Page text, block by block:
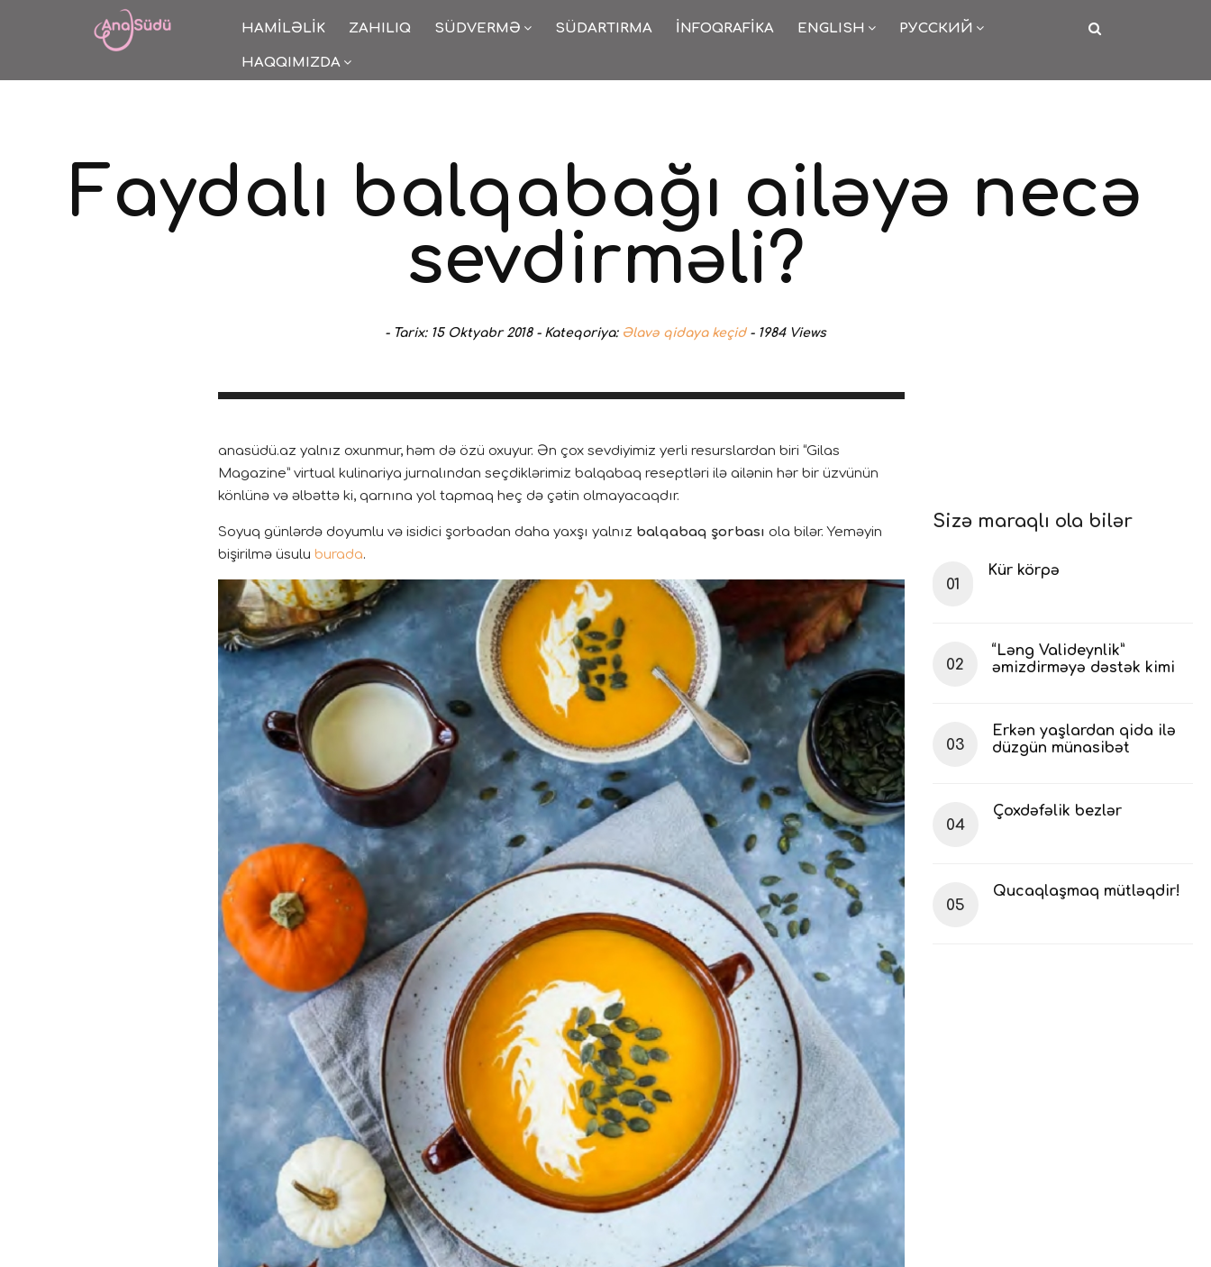
HAMILƏLIK ZAHILIQ SÜDVERMƏ SÜDARTIRMA İNFOQRAFIKA ENGLISH РУССКИЙ
HAQQIMIZDA
Faydalı balqabağı ailəyə necə
sevdirməli?
- Tarix: 15 Oktyabr 2018 - Kateqoriya: Əlavə qidaya keçid- 1984 Views
anasüdü.az yalnız oxunmur, həm də özü oxuyur. Ən çox sevdiyimiz yerli resurslardan biri “Gilas
Magazine” virtual kulinariya jurnalından seçdiklərimiz balqabaq reseptləri ilə ailənin hər bir üzvünün
könlünə və əlbəttə ki, qarnına yol tapmaq heç də çətin olmayacaqdır.
Soyuq günlərdə doyumlu və isidici şorbadan daha yaxşı yalnız balqabaq şorbası ola bilər. Yeməyin
bişirilmə üsuluburada.
Sizə maraqlı ola bilər
Kür körpə
“Ləng Valideynlik”
əmizdirməyə dəstək kimi
Erkən yaşlardan qida ilə
düzgün münasibət
Çoxdəfəlik bezlər
Qucaqlaşmaq mütləqdir!